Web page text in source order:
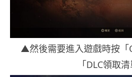
▲然後需要進入遊戲時按「
「DLC領取清